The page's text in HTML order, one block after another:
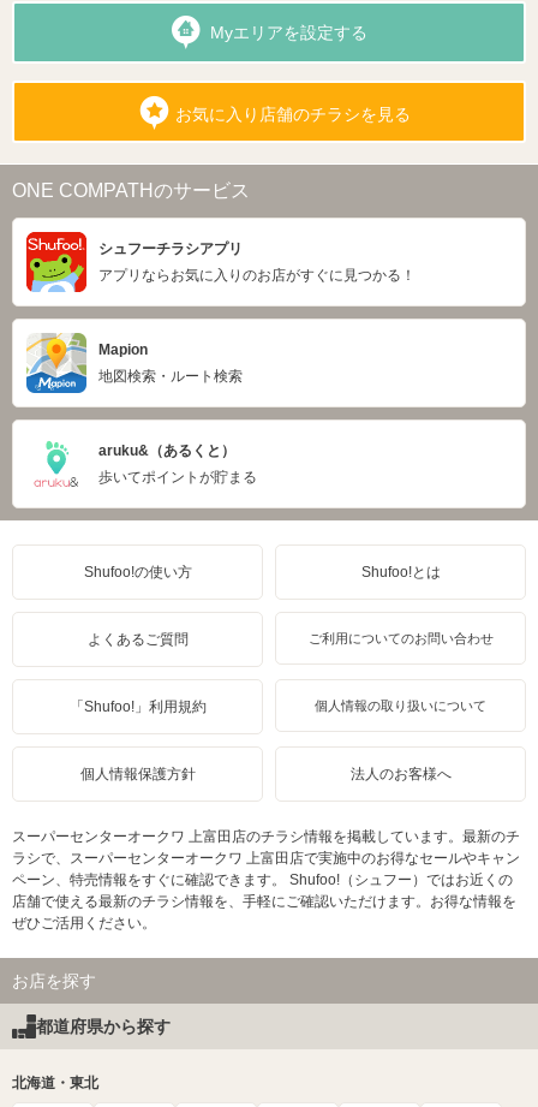
Myエリアを設定する
お気に入り店舗のチラシを見る
ONE COMPATHのサービス
シュフーチラシアプリ
アプリならお気に入りのお店がすぐに見つかる！
Mapion
地図検索・ルート検索
aruku&（あるくと）
歩いてポイントが貯まる
Shufoo!の使い方 Shufoo!とは
よくあるご質問 ご利用についてのお問い合わせ
「Shufoo!」利用規約 個人情報の取り扱いについて
個人情報保護方針 法人のお客様へ
スーパーセンターオークワ 上富田店のチラシ情報を掲載しています。最新のチ
ラシで、スーパーセンターオークワ 上富田店で実施中のお得なセールやキャン
ペーン、特売情報をすぐに確認できます。 Shufoo!（シュフー）ではお近くの
店舗で使える最新のチラシ情報を、手軽にご確認いただけます。お得な情報を
ぜひご活用ください。
お店を探す
都道府県から探す
北海道・東北